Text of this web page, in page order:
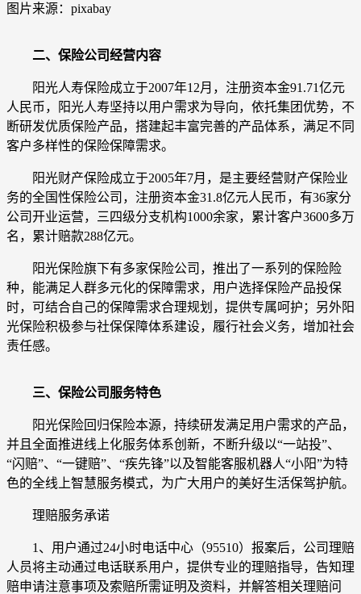
图片来源：pixabay
二、保险公司经营内容
阳光人寿保险成立于2007年12月，注册资本金91.71亿元
人民币，阳光人寿坚持以用户需求为导向，依托集团优势，不
断研发优质保险产品，搭建起丰富完善的产品体系，满足不同
客户多样性的保险保障需求。
阳光财产保险成立于2005年7月，是主要经营财产保险业
务的全国性保险公司，注册资本金31.8亿元人民币，有36家分
公司开业运营，三四级分支机构1000余家，累计客户3600多万
名，累计赔款288亿元。
阳光保险旗下有多家保险公司，推出了一系列的保险险
种，能满足人群多元化的保障需求，用户选择保险产品投保
时，可结合自己的保障需求合理规划，提供专属呵护；另外阳
光保险积极参与社保保障体系建设，履行社会义务，增加社会
责任感。
三、保险公司服务特色
阳光保险回归保险本源，持续研发满足用户需求的产品，
并且全面推进线上化服务体系创新，不断升级以“一站投”、
“闪赔”、“一键赔”、“疾先锋”以及智能客服机器人“小阳”为特
色的全线上智慧服务模式，为广大用户的美好生活保驾护航。
理赔服务承诺
1、用户通过24小时电话中心（95510）报案后，公司理赔
人员将主动通过电话联系用户，提供专业的理赔指导，告知理
赔申请注意事项及索赔所需证明及资料，并解答相关理赔问